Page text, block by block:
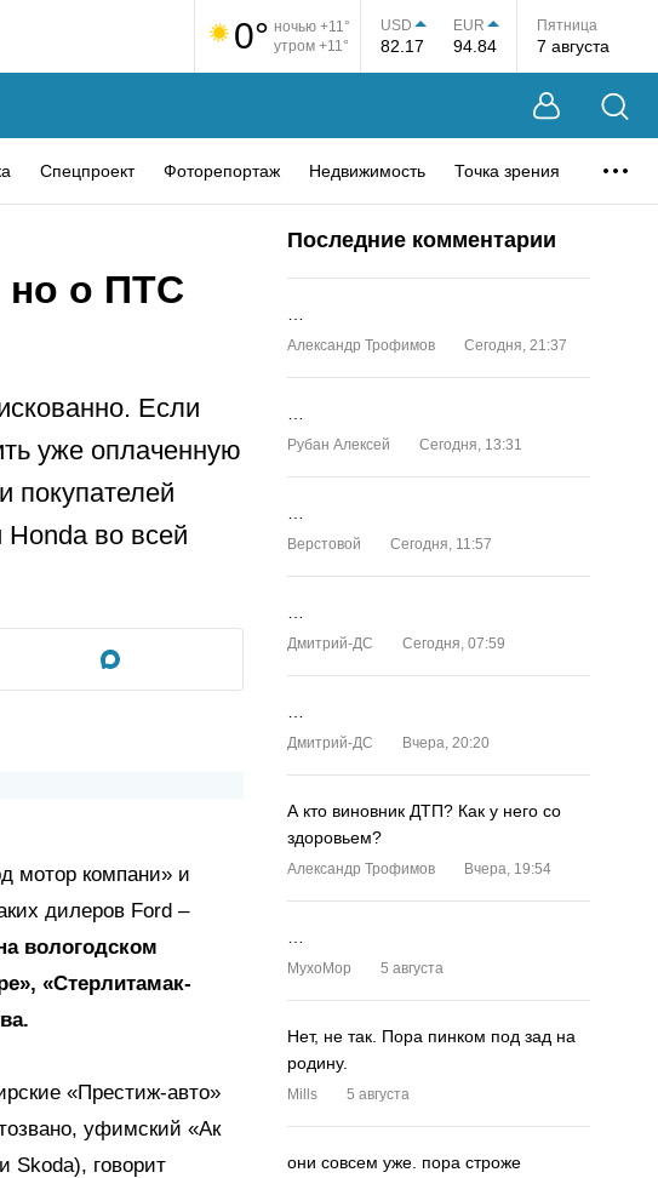
0° ночью +11°
утром +11°
USD
82.17
EUR
94.84
Пятница
7 августа
Спецпроект Фоторепортаж Недвижимость Точка зрения
но о ПТС
Если
уже оплаченную
покупателей
во всей
мотор компани» и
дилеров Ford –
вологодском
«Стерлитамак-
«Престиж-авто»
уфимский «Ак
Skoda), говорит
Последние комментарии
Александр Трофимов Сегодня, 21:37
Рубан Алексей Сегодня, 13:31
Верстовой Сегодня, 11:57
Дмитрий-ДС Сегодня, 07:59
Дмитрий-ДС Вчера, 20:20
А кто виновник ДТП? Как у него со
здоровьем?
Александр Трофимов Вчера, 19:54
MyxoMop 5 августа
Нет, не так. Пора пинком под зад на
родину.
Mills 5 августа
они совсем уже. пора строже